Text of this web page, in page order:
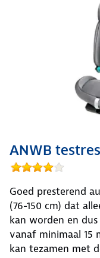
ANWB
Goed presterend
(76-150 cm) dat
kan worden en
vanaf minimaal 15
kan tezamen met